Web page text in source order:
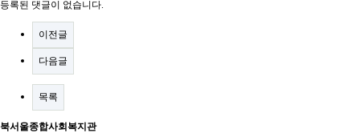
등록된 댓글이 없습니다.
이전글
다음글
목록
북서울종합사회복지관